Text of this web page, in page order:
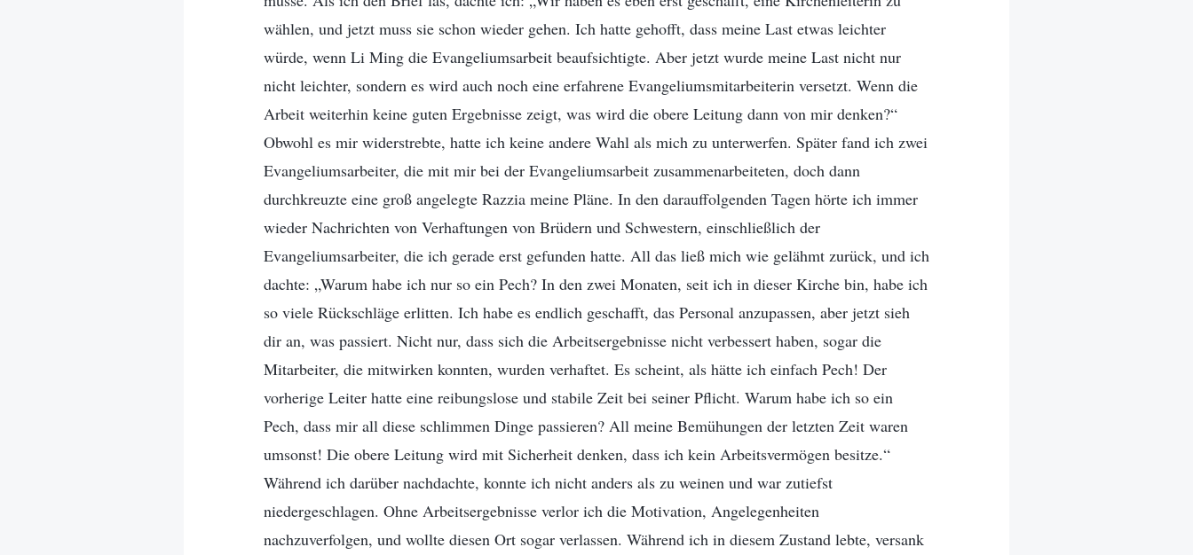
wählen, und jetzt muss sie schon wieder gehen. Ich hatte gehofft, dass meine Last etwas leichter
würde, wenn Li Ming die Evangeliumsarbeit beaufsichtigte. Aber jetzt wurde meine Last nicht nur
nicht leichter, sondern es wird auch noch eine erfahrene Evangeliumsmitarbeiterin versetzt. Wenn die
Arbeit weiterhin keine guten Ergebnisse zeigt, was wird die obere Leitung dann von mir denken?“
Obwohl es mir widerstrebte, hatte ich keine andere Wahl als mich zu unterwerfen. Später fand ich zwei
Evangeliumsarbeiter, die mit mir bei der Evangeliumsarbeit zusammenarbeiteten, doch dann
durchkreuzte eine groß angelegte Razzia meine Pläne. In den darauffolgenden Tagen hörte ich immer
wieder Nachrichten von Verhaftungen von Brüdern und Schwestern, einschließlich der
Evangeliumsarbeiter, die ich gerade erst gefunden hatte. All das ließ mich wie gelähmt zurück, und ich
dachte: „Warum habe ich nur so ein Pech? In den zwei Monaten, seit ich in dieser Kirche bin, habe ich
so viele Rückschläge erlitten. Ich habe es endlich geschafft, das Personal anzupassen, aber jetzt sieh
dir an, was passiert. Nicht nur, dass sich die Arbeitsergebnisse nicht verbessert haben, sogar die
Mitarbeiter, die mitwirken konnten, wurden verhaftet. Es scheint, als hätte ich einfach Pech! Der
vorherige Leiter hatte eine reibungslose und stabile Zeit bei seiner Pflicht. Warum habe ich so ein
Pech, dass mir all diese schlimmen Dinge passieren? All meine Bemühungen der letzten Zeit waren
umsonst! Die obere Leitung wird mit Sicherheit denken, dass ich kein Arbeitsvermögen besitze.“
Während ich darüber nachdachte, konnte ich nicht anders als zu weinen und war zutiefst
niedergeschlagen. Ohne Arbeitsergebnisse verlor ich die Motivation, Angelegenheiten
nachzuverfolgen, und wollte diesen Ort sogar verlassen. Während ich in diesem Zustand lebte, versank